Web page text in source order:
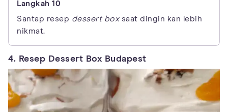
Santap resep dessert boxsaat dingin kan lebih
nikmat.
4. Resep Dessert Box Budapest